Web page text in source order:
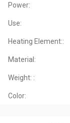
Power:
Use:
Heating Element::
Material:
Weight: :
Color: